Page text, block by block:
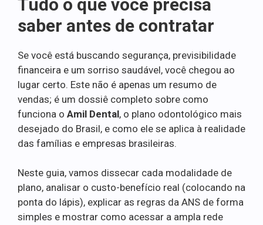
Tudo o que você precisa
saber antes de contratar
Se você está buscando segurança, previsibilidade
financeira e um sorriso saudável, você chegou ao
lugar certo. Este não é apenas um resumo de
vendas; é um dossiê completo sobre como
funciona o Amil Dental, o plano odontológico mais
desejado do Brasil, e como ele se aplica à realidade
das famílias e empresas brasileiras.
Neste guia, vamos dissecar cada modalidade de
plano, analisar o custo-benefício real (colocando na
ponta do lápis), explicar as regras da ANS de forma
simples e mostrar como acessar a ampla rede